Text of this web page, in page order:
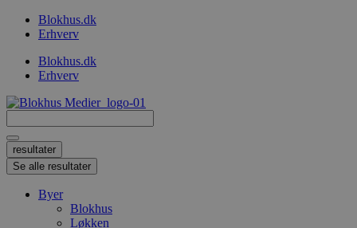
VidereBlokhus.dk
Erhverv
Blokhus.dk
Erhverv
...
resultater
Se alle resultater
Byer
Blokhus
Løkken